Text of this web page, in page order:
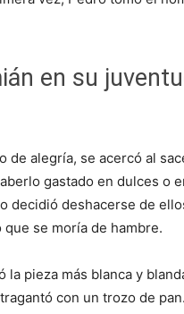
en su
de alegría, se acercó al
gastado en dulces o
decidió deshacerse de
se moría de hambre.
pieza más blanca y
con un trozo de